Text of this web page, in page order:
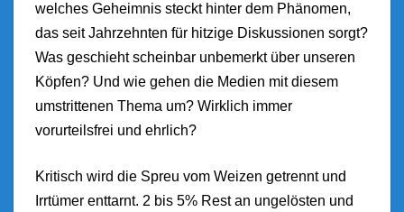
welches Geheimnis steckt hinter dem Phänomen,
das seit Jahrzehnten für hitzige Diskussionen sorgt?
Was geschieht scheinbar unbemerkt über unseren
Köpfen? Und wie gehen die Medien mit diesem
umstrittenen Thema um? Wirklich immer
vorurteilsfrei und ehrlich?
Kritisch wird die Spreu vom Weizen getrennt und
Irrtümer enttarnt. 2 bis 5% Rest an ungelösten und